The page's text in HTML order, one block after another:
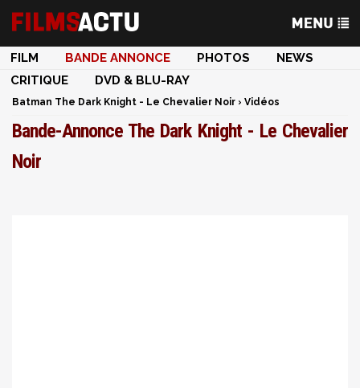
FILM BANDE ANNONCE PHOTOS
NEWS
CRITIQUE
DVD & BLU-RAY
Batman The Dark Knight - Le Chevalier Noir › Vidéos
Bande-Annonce The Dark Knight - Le Chevalier
Noir